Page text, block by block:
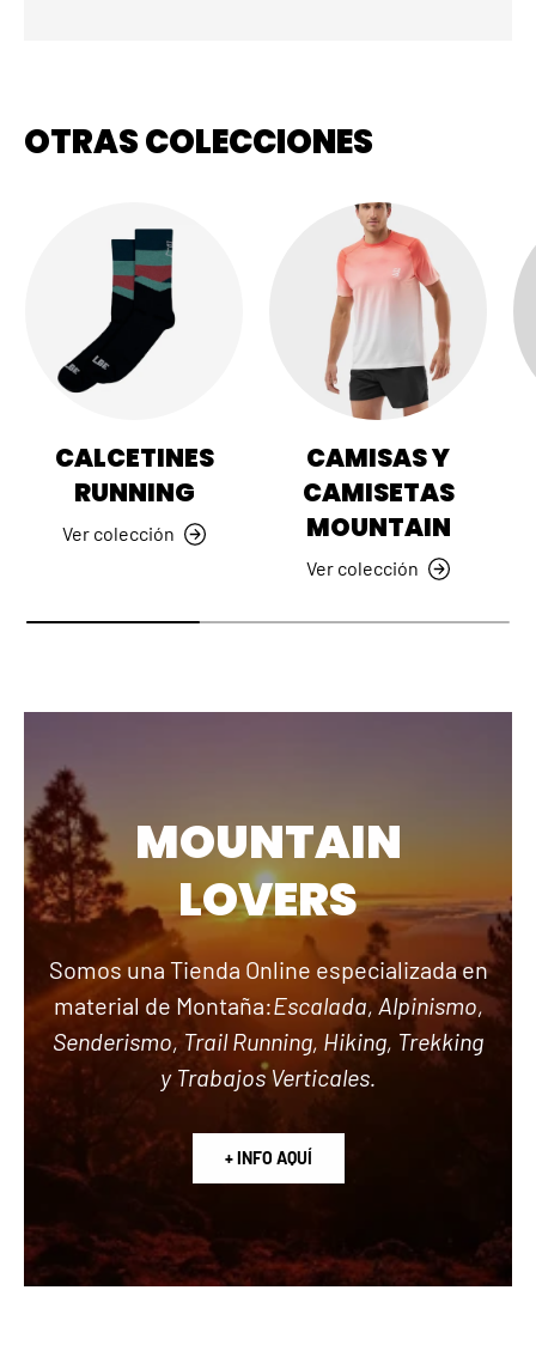
OTRAS COLECCIONES
CALCETINES
RUNNING
Ver colección
CAMISAS Y
CAMISETAS
MOUNTAIN
Ver colección
MOUNTAIN
LOVERS
Somos una Tienda Online especializada en
material de Montaña:Escalada, Alpinismo,
Senderismo, Trail Running, Hiking, Trekking
y Trabajos Verticales.
+ INFO AQUÍ